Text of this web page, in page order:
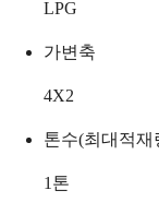
LPG
가변축
4X2
톤수(최대적재
1 톤